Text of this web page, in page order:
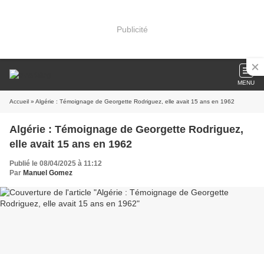
Publicité
MENU
Accueil » Algérie : Témoignage de Georgette Rodriguez, elle avait 15 ans en 1962
Algérie : Témoignage de Georgette Rodriguez,
elle avait 15 ans en 1962
Publié le 08/04/2025 à 11:12
Par Manuel Gomez